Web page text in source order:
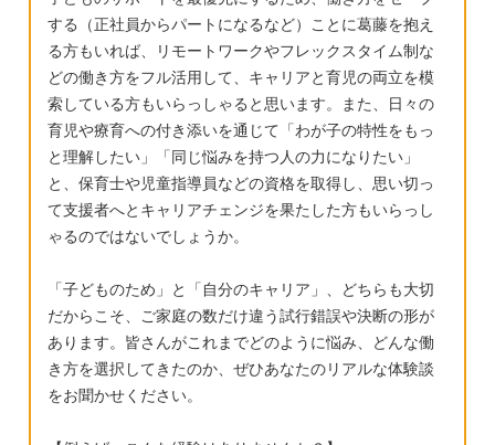
来る時と出来ない時がある ・新しい場所、お
もちゃとかがあるとそれに気を取られて親以
外の大人が挨拶した時に目を見ないでそっち
の方を見ながら挨拶し返す、または無視 ・発
達検査などのように親以外の大人と息子の一
対一でもおもちゃなどに気を取られている
と、人より物が勝ってしまう ・でも人の話は
しっかり聞いている（地獄耳？） ・ボールを
を見ていて、キャッチが上手くできない（ボ
ールを目で追わない）ただ、紙吹雪や風船、
虫が飛んでたりするのは目で追い、なかなか
気付かないようなものにもよく気付いて教え
する（正社員からパートになるなど）ことに葛藤を抱え
る方もいれば、リモートワークやフレックスタイム制な
どの働き方をフル活用して、キャリアと育児の両立を模
索している方もいらっしゃると思います。また、日々の
育児や療育への付き添いを通じて「わが子の特性をもっ
と理解したい」「同じ悩みを持つ人の力になりたい」
と、保育士や児童指導員などの資格を取得し、思い切っ
て支援者へとキャリアチェンジを果たした方もいらっし
ゃるのではないでしょうか。
「子どものため」と「自分のキャリア」、どちらも大切
だからこそ、ご家庭の数だけ違う試行錯誤や決断の形が
あります。皆さんがこれまでどのように悩み、どんな働
き方を選択してきたのか、ぜひあなたのリアルな体験談
をお聞かせください。